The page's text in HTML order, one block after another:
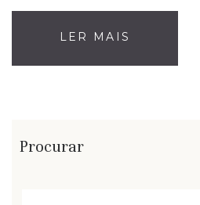
LER MAIS
Procurar